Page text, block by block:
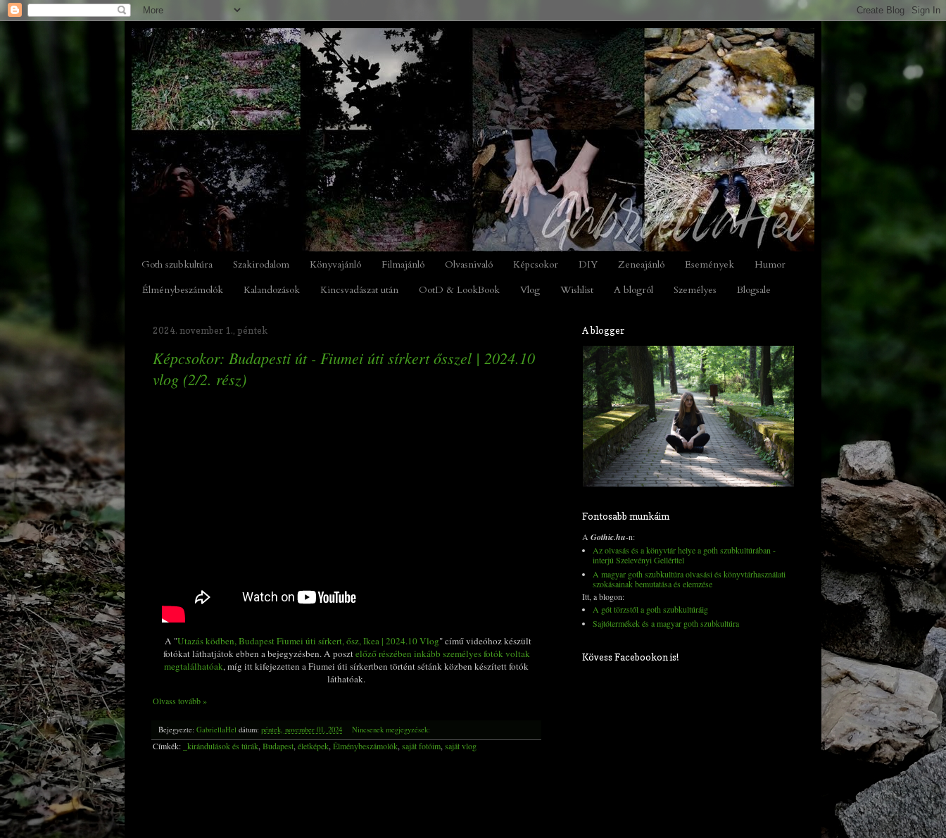
Goth szubkultúra Szakirodalom Könyvajánló Filmajánló Olvasnivaló Képcsokor DIY Zeneajánló Események
Humor
Élménybeszámolók
Kalandozások Kincsvadászat után OotD & LookBook Vlog Wishlist A blogról Személyes Blogsale
2024. november 1., péntek
Képcsokor: Budapesti út - Fiumei úti sírkert ősszel | 2024.10
vlog (2/2. rész)
A "Utazás ködben, Budapest Fiumei úti sírkert, ősz, Ikea | 2024.10 Vlog" című videóhoz készült
fotókat láthatjátok ebben a bejegyzésben. A posztelőző részében inkább személyes fotók voltak
megtalálhatóak, míg itt kifejezetten a Fiumei úti sírkertben történt sétánk közben készített fotók
láthatóak.
Olvass tovább »
Bejegyezte: GabriellaHel dátum: péntek, november 01, 2024 Nincsenek megjegyzések:
Címkék: _kirándulások és túrák, Budapest, életképek, Élménybeszámolók, saját fotóim, saját vlog
A blogger
Fontosabb munkáim
A Gothic.hu-n:
Az olvasás és a könyvtár helye a goth szubkultúrában -
interjú Szelevényi Gellérttel
A magyar goth szubkultúra olvasási és könyvtárhasználati
szokásainak bemutatása és elemzése
Itt, a blogon:
A gót törzstől a goth szubkultúráig
Sajtótermékek és a magyar goth szubkultúra
Kövess Facebookon is!